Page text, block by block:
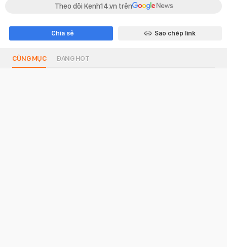
Theo dõi Kenh14.vn trên
Chia sẻ Sao chép link
CÙNG MỤC ĐANG HOT